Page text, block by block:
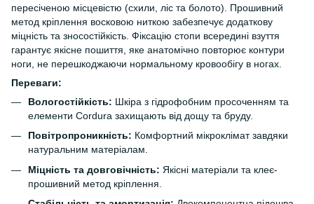
пересіченою місцевістю (схили, ліс та болото). Прошивний
метод кріплення восковою ниткою забезпечує додаткову
міцність та зносостійкість. Фіксацію стопи всередині взуття
гарантує якісне пошиття, яке анатомічно повторює контури
ноги, не перешкоджаючи нормальному кровообігу в ногах.
Переваги:
Вологостійкість: Шкіра з гідрофобним просоченням та
елементи Cordura захищають від дощу та бруду.
Повітропроникність: Комфортний мікроклімат завдяки
натуральним матеріалам.
Міцність та довговічність: Якісні матеріали та клеє-
прошивний метод кріплення.